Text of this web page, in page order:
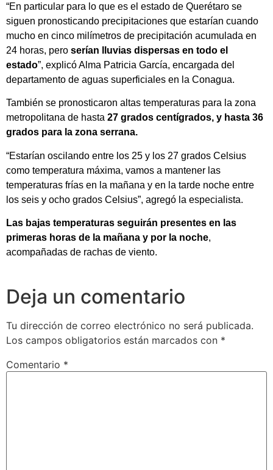
“En particular para lo que es el estado de Querétaro se
siguen pronosticando precipitaciones que estarían cuando
mucho en cinco milímetros de precipitación acumulada en
24 horas, pero serían lluvias dispersas en todo el
estado”, explicó Alma Patricia García, encargada del
departamento de aguas superficiales en la Conagua.
También se pronosticaron altas temperaturas para la zona
metropolitana de hasta 27 grados centígrados, y hasta 36
grados para la zona serrana.
“Estarían oscilando entre los 25 y los 27 grados Celsius
como temperatura máxima, vamos a mantener las
temperaturas frías en la mañana y en la tarde noche entre
los seis y ocho grados Celsius”, agregó la especialista.
Las bajas temperaturas seguirán presentes en las
primeras horas de la mañana y por la noche,
acompañadas de rachas de viento.
Deja un comentario
Tu dirección de correo electrónico no será publicada.
Los campos obligatorios están marcados con *
Comentario *